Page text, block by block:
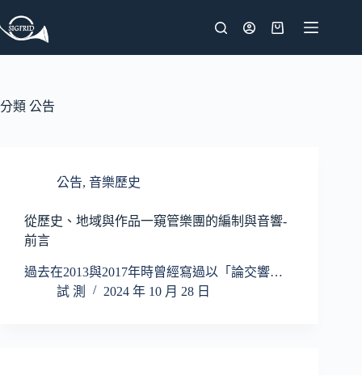
至
容
購
物
分類 公告
公告, 音樂歷史
從歷史、地域與作品一窺管樂團的編制與音響-
前言
過去在2013與2017年時曾經寫過以「論交響…
試 測
2024 年 10 月 28 日